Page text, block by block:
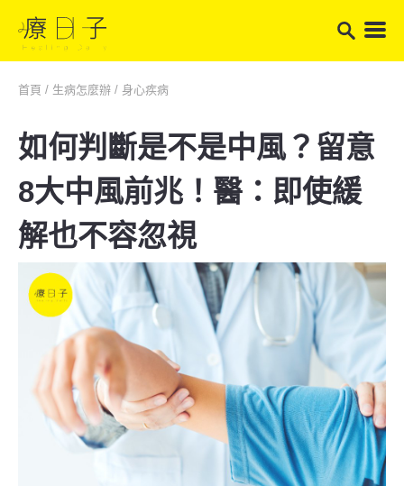
首頁 / 生病怎麼辦 / 身心疾病
如何判斷是不是中風？留意
8大中風前兆！醫：即使緩
解也不容忽視